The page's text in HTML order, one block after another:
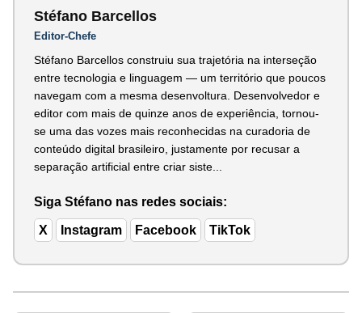
Stéfano Barcellos
Editor-Chefe
Stéfano Barcellos construiu sua trajetória na interseção
entre tecnologia e linguagem — um território que poucos
navegam com a mesma desenvoltura. Desenvolvedor e
editor com mais de quinze anos de experiência, tornou-
se uma das vozes mais reconhecidas na curadoria de
conteúdo digital brasileiro, justamente por recusar a
separação artificial entre criar siste...
Siga Stéfano nas redes sociais:
X Instagram Facebook TikTok